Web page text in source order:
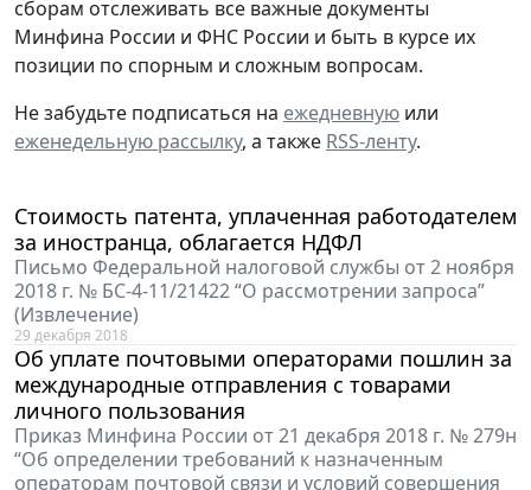
сборам отслеживать все важные документы
Минфина России и ФНС России и быть в курсе их
позиции по спорным и сложным вопросам.
Не забудьте подписаться на ежедневную или
еженедельную рассылку, а также RSS-ленту.
Стоимость патента, уплаченная работодателем
за иностранца, облагается НДФЛ
Письмо Федеральной налоговой службы от 2 ноября
2018 г. № БС-4-11/21422 “О рассмотрении запроса”
(Извлечение)
29 декабря 2018
Об уплате почтовыми операторами пошлин за
международные отправления с товарами
личного пользования
Приказ Минфина России от 21 декабря 2018 г. № 279н
“Об определении требований к назначенным
операторам почтовой связи и условий совершения